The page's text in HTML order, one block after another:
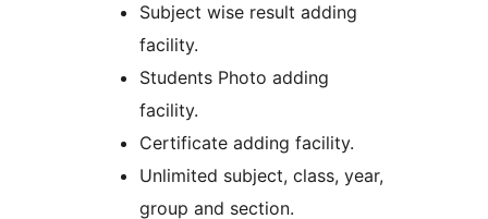
Subject wise result adding
facility.
Students Photo adding
facility.
Certificate adding facility.
Unlimited subject, class, year,
group and section.